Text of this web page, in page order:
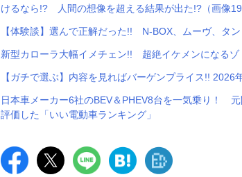
けるなら!? 人間の想像を超える結果が出た!?（画像19
【体験談】選んで正解だった!! N-BOX、ムーヴ、タ
新型カローラ大幅イメチェン!! 超絶イケメンになるゾ
【ガチで選ぶ】内容を見ればバーゲンプライス!! 2026
日本車メーカー6社のBEV＆PHEV8台を一気乗り！
評価した「いい電動車ランキング」